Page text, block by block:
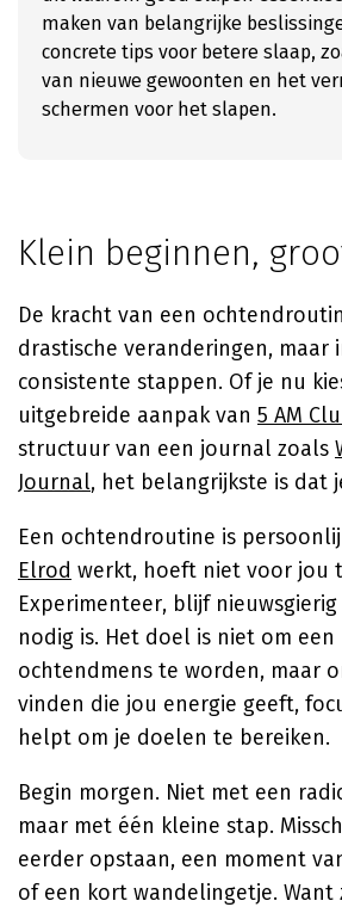
maken van belangrijke
concrete tips voor betere slaap,
van nieuwe gewoonten en het
schermen voor het slapen.
Klein beginnen,
De kracht van een
drastische veranderingen, maar
consistente stappen. Of je nu
uitgebreide aanpak van 5 AM
structuur van een journal zoals
Journal, het belangrijkste is dat
Een ochtendroutine is
Elrod werkt, hoeft niet voor jou
Experimenteer, blijf
nodig is. Het doel is niet om
ochtendmens te worden, maar
vinden die jou energie geeft,
helpt om je doelen te bereiken.
Begin morgen. Niet met een
maar met één kleine stap.
eerder opstaan, een moment
of een kort wandelingetje. Want